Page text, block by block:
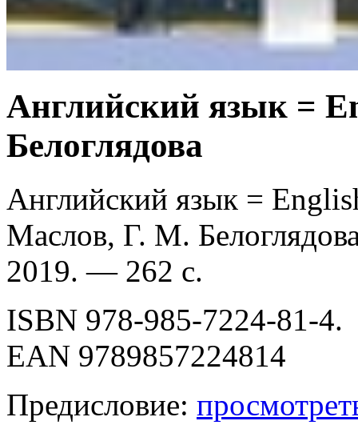
Английский язык =
Белоглядова
Английский язык =
Маслов, Г. М.
2019. — 262 с.
ISBN 978-985-7224-81-4.
EAN 9789857224814
Предисловие: